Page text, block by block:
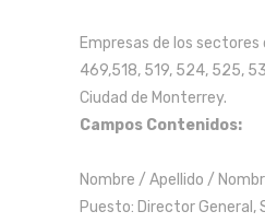
Empresas de los
469,518, 519, 524, 525,
Ciudad de Monterrey.
Campos Contenidos:
Nombre / Apellido /
Puesto: Director General,